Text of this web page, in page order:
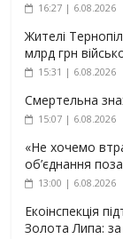
16:27 | 6.08.2026
Жителі
млрд грн
15:31 | 6.08.2026
Смертельна
15:07 | 6.08.2026
«Не хочемо
об’єднання
13:00 | 6.08.2026
Екоінспекція
Золота Липа: за